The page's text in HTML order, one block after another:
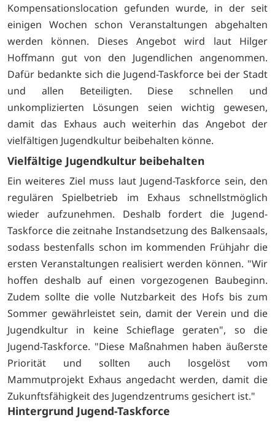
Kompensationslocation gefunden wurde, in der seit
einigen Wochen schon Veranstaltungen abgehalten
werden können. Dieses Angebot wird laut Hilger
Hoffmann gut von den Jugendlichen angenommen.
Dafür bedankte sich die Jugend-Taskforce bei der Stadt
und allen Beteiligten. Diese schnellen und
unkomplizierten Lösungen seien wichtig gewesen,
damit das Exhaus auch weiterhin das Angebot der
vielfältigen Jugendkultur beibehalten könne.
Vielfältige Jugendkultur beibehalten
Ein weiteres Ziel muss laut Jugend-Taskforce sein, den
regulären Spielbetrieb im Exhaus schnellstmöglich
wieder aufzunehmen. Deshalb fordert die Jugend-
Taskforce die zeitnahe Instandsetzung des Balkensaals,
sodass bestenfalls schon im kommenden Frühjahr die
ersten Veranstaltungen realisiert werden können. "Wir
hoffen deshalb auf einen vorgezogenen Baubeginn.
Zudem sollte die volle Nutzbarkeit des Hofs bis zum
Sommer gewährleistet sein, damit der Verein und die
Jugendkultur in keine Schieflage geraten", so die
Jugend-Taskforce. "Diese Maßnahmen haben äußerste
Priorität und sollten auch losgelöst vom
Mammutprojekt Exhaus angedacht werden, damit die
Zukunftsfähigkeit des Jugendzentrums gesichert ist."
Hintergrund Jugend-Taskforce